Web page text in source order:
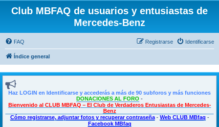
Club MBFAQ de usuarios y entusiastas de
Mercedes-Benz
FAQ Identificarse
Registrarse
Índice general
Haz LOGIN en Identificarse y accederás a más de 90 subforos y más funciones
DONACIONES AL FORO -
Bienvenido al CLUB MBFAQ – El Club de Verdaderos Entusiastas de Mercedes-
Benz
Cómo registrarse, adjuntar fotos y recuperar contraseña- Web CLUB MBfaq -
Facebook MBfaq